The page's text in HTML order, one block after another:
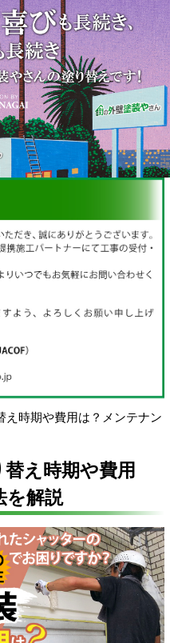
え時期や費用は？メンテナン
え時期や費用
を解説